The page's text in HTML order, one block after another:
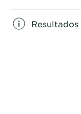
Resultados